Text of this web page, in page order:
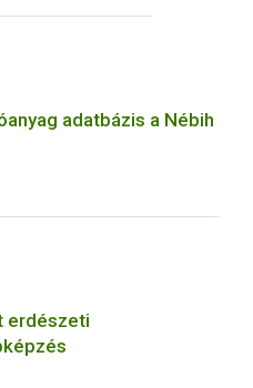
adatbázis a Nébih
erdészeti